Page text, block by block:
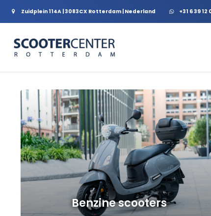
Zuidplein 114A | 3083CX Rotterdam | Nederland +31 6 39 12
Benzine scooters
a